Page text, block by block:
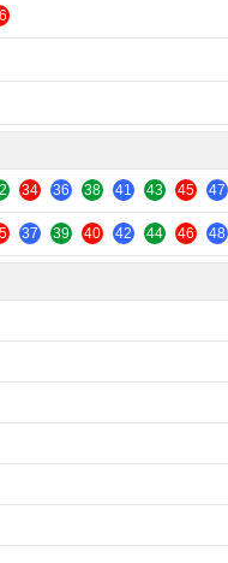
34 36 38 41 43 45 47
37 39 40 42 44 46 48